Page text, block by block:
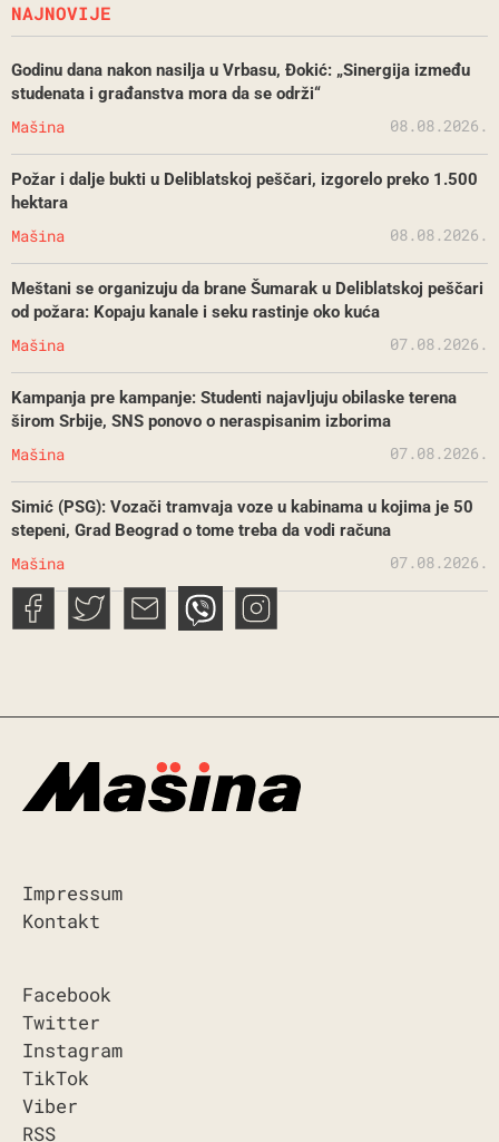
NAJNOVIJE
Godinu dana nakon nasilja u Vrbasu, Đokić: „Sinergija između
studenata i građanstva mora da se održi“
Mašina 08.08.2026.
Požar i dalje bukti u Deliblatskoj peščari, izgorelo preko 1.500
hektara
Mašina 08.08.2026.
Meštani se organizuju da brane Šumarak u Deliblatskoj peščari
od požara: Kopaju kanale i seku rastinje oko kuća
Mašina 07.08.2026.
Kampanja pre kampanje: Studenti najavljuju obilaske terena
širom Srbije, SNS ponovo o neraspisanim izborima
Mašina 07.08.2026.
Simić (PSG): Vozači tramvaja voze u kabinama u kojima je 50
stepeni, Grad Beograd o tome treba da vodi računa
Mašina 07.08.2026.
Impressum
Kontakt
Facebook
Twitter
Instagram
TikTok
Viber
RSS